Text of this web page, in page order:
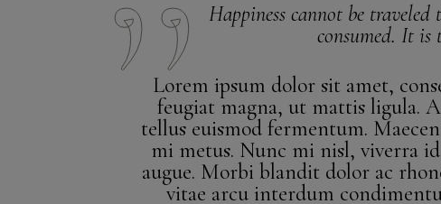
Happiness cannot be
consumed. It is
Lorem ipsum dolor sit amet,
feugiat magna, ut mattis ligula.
tellus euismod fermentum.
mi metus. Nunc mi nisl, viverra
augue. Morbi blandit dolor ac
vitae arcu interdum